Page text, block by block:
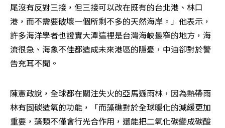
尾沒有反對三接，但三接可以改在既有的台北港、林口
港，而不需要破壞一個所剩不多的天然海岸。」他表示，
許多海洋學者也證實大潭這裡是台灣海峽最窄的地方，海
流很急、海象不佳都造成未來港區的隱憂，中油卻對於警
告充耳不聞。
陳憲政說，全球都在關注失火的亞馬遜雨林，因為熱帶雨
林有固碳造氧的功能，「而藻礁對於全球暖化的減緩更加
重要，藻類不僅會行光合作用，還能把二氧化碳變成碳酸